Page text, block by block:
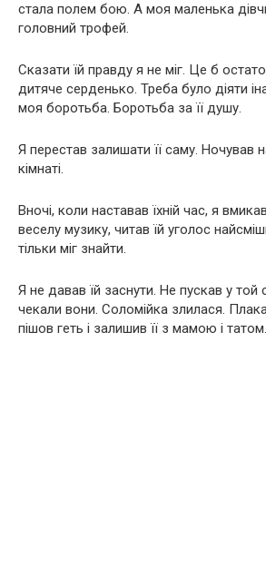
стала полем бою. А моя маленька
головний трофей.
Сказати їй правду я не міг. Це б
дитяче серденько. Треба було діяти
моя боротьба. Боротьба за її душу.
Я перестав залишати її саму. Ночував
кімнаті.
Вночі, коли наставав їхній час, я
веселу музику, читав їй уголос
тільки міг знайти.
Я не давав їй заснути. Не пускав у той
чекали вони. Соломійка злилася.
пішов геть і залишив її з мамою і татом.